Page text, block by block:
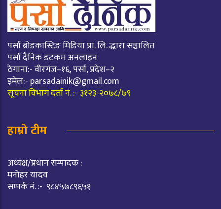
पर्सा ब्रोडकास्टिङ मिडिया प्रा. लि. द्धारा सञ्चालित
पर्सा दैनिक डटकम अनलाइन
ठेगाना:- वीरगंज–१६, पर्सा, प्रदेश–२
इमेल:- parsadainik@gmail.com
सूचना विभाग दर्ता नं. :- ३१२३-२०७८/७९
हाम्रो टीम
अध्यक्ष/प्रधान सम्पादक :
मनोहर यादव
सम्पर्क नं. :- ९८४५७८९६५१